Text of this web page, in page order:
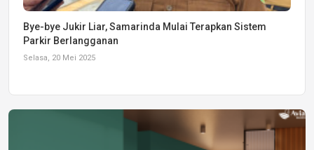
Bye-bye Jukir Liar, Samarinda Mulai Terapkan Sistem
Parkir Berlangganan
Selasa, 20 Mei 2025